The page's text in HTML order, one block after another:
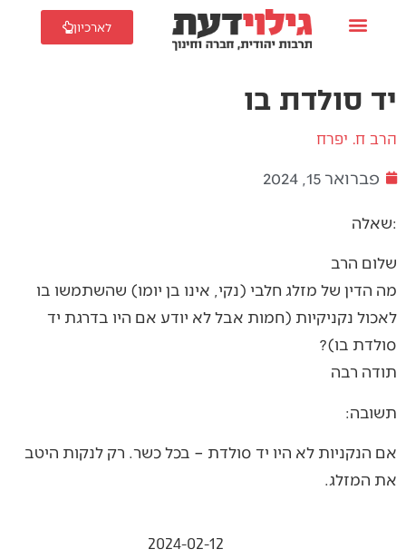
לארכיון
יד סולדת בו
הרב ח. יפרח
פברואר 15, 2024
שאלה:
שלום הרב
מה הדין של מזלג חלבי (נקי, אינו בן יומו) שהשתמשו בו
לאכול נקניקיות (חמות אבל לא יודע אם היו בדרגת יד
סולדת בו)?
תודה רבה
תשובה:
אם הנקניות לא היו יד סולדת – בכל כשר. רק לנקות היטב
את המזלג.
2024-02-12